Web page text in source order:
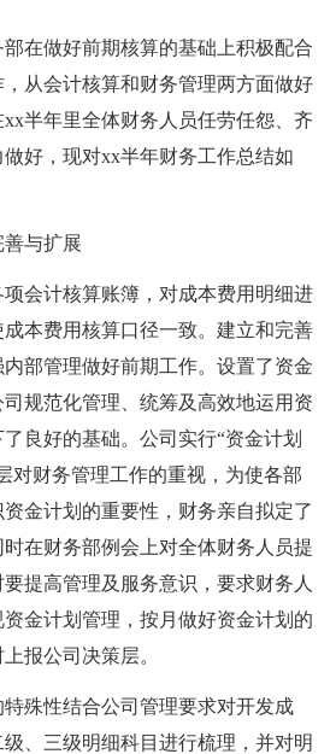
在做好前期核算的基础上积极配合
从会计核算和财务管理两方面做好
半年里全体财务人员任劳任怨、齐
好，现对xx半年财务工作总结如
与扩展
会计核算账簿，对成本费用明细进
本费用核算口径一致。建立和完善
部管理做好前期工作。设置了资金
规范化管理、统筹及高效地运用资
良好的基础。公司实行“资金计划
对财务管理工作的重视，为使各部
金计划的重要性，财务亲自拟定了
在财务部例会上对全体财务人员提
提高管理及服务意识，要求财务人
金计划管理，按月做好资金计划的
报公司决策层。
殊性结合公司管理要求对开发成
、三级明细科目进行梳理，并对明